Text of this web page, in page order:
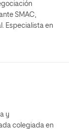
SMAC,
Especialista en
y
colegiada en